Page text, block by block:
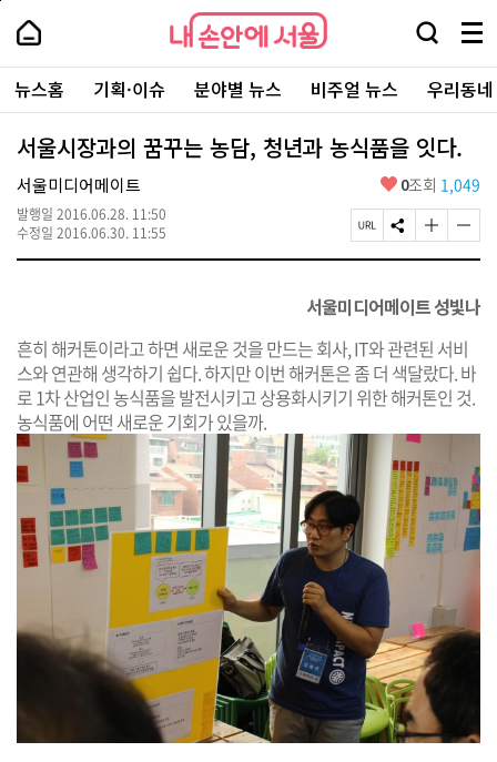
본
로
가
내
손
안
에
서
울
-
서
울
시
대
표
소
내
손
에
울
검
창
열
기
메
뉴
전
체
보
주
요
서
뉴스홈 기획·이슈 분야별 뉴스 비주얼 뉴스 우리동
서울시장과의 꿈꾸는 농담, 청년과 농식품을 잇다.
서울미디어메이트
발행일 2016.06.28. 11:50
수정일 2016.06.30. 11:55
좋
요
0조회 1,049
페
이
R
복
사
S
N
유
기
글
자
크
변
경
하
기
글
자
작
변
경
하
기
서울미디어메이트 성빛나
흔히 해커톤이라고 하면 새로운 것을 만드는 회사, IT와 관련된 서비
스와 연관해 생각하기 쉽다. 하지만 이번 해커톤은 좀 더 색달랐다. 바
로 1차 산업인 농식품을 발전시키고 상용화시키기 위한 해커톤인 것.
농식품에 어떤 새로운 기회가 있을까.
페
상
단
로